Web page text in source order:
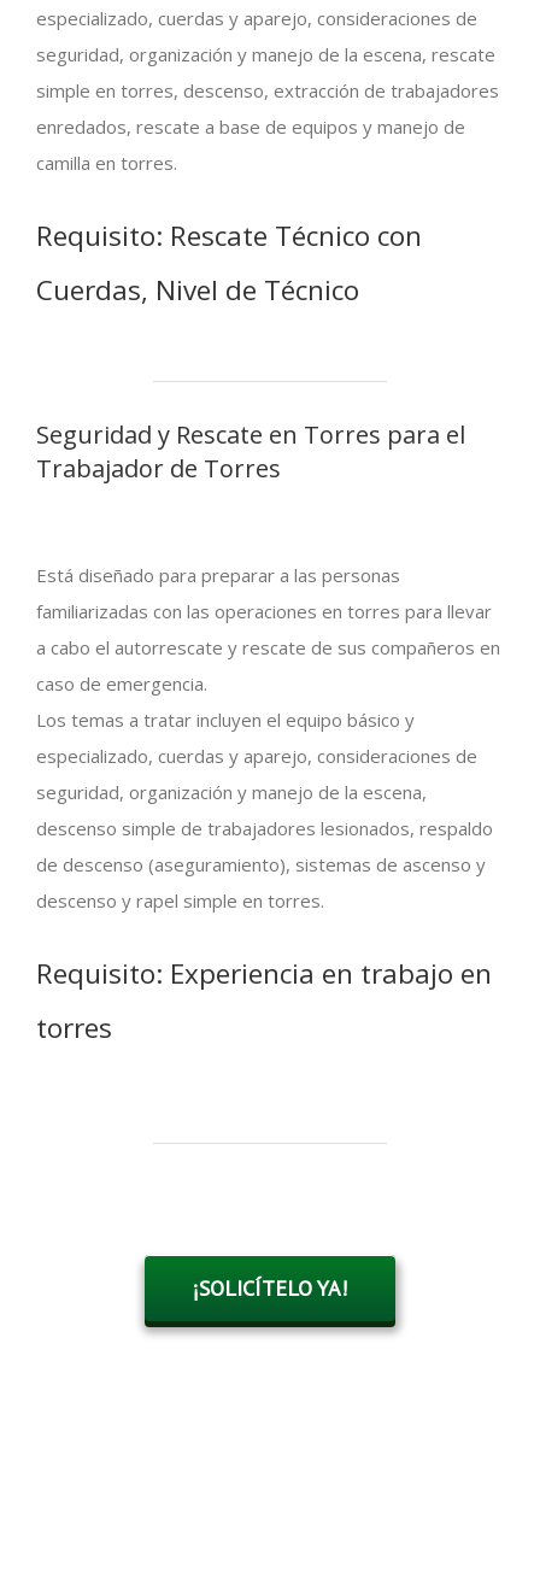
especializado, cuerdas y aparejo, consideraciones de
seguridad, organización y manejo de la escena, rescate
simple en torres, descenso, extracción de trabajadores
enredados, rescate a base de equipos y manejo de
camilla en torres.
Requisito: Rescate Técnico con
Cuerdas, Nivel de Técnico
Seguridad y Rescate en Torres para el
Trabajador de Torres
Está diseñado para preparar a las personas
familiarizadas con las operaciones en torres para llevar
a cabo el autorrescate y rescate de sus compañeros en
caso de emergencia.
Los temas a tratar incluyen el equipo básico y
especializado, cuerdas y aparejo, consideraciones de
seguridad, organización y manejo de la escena,
descenso simple de trabajadores lesionados, respaldo
de descenso (aseguramiento), sistemas de ascenso y
descenso y rapel simple en torres.
Requisito: Experiencia en trabajo en
torres
¡SOLICÍTELO YA!